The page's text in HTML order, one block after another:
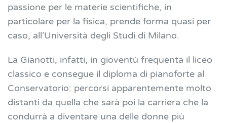
passione per le materie scientifiche, in
particolare per la fisica, prende forma quasi per
caso, all’Università degli Studi di Milano.
La Gianotti, infatti, in gioventù frequenta il liceo
classico e consegue il diploma di pianoforte al
Conservatorio: percorsi apparentemente molto
distanti da quella che sarà poi la carriera che la
condurrà a diventare una delle donne più